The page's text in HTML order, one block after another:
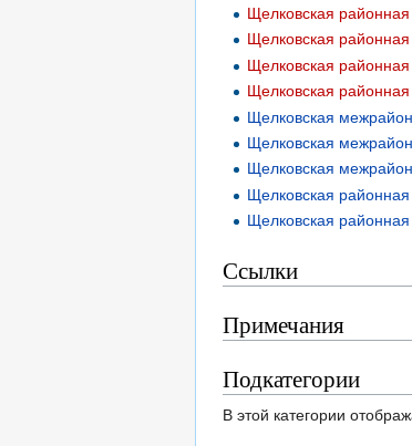
Щелковская районная
Щелковская
Щелковская
Щелковская
Щелковская районная
Щелковская районная
Ссылки
Примечания
Подкатегории
В этой категории